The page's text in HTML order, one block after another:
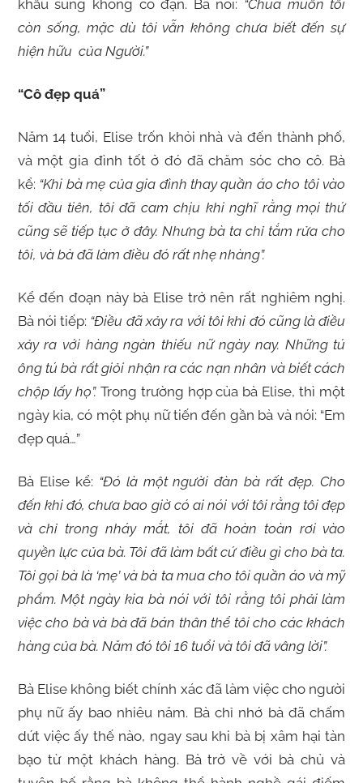
khẩu súng không có đạn. Bà nói: “Chúa muốn tôi
còn sống, mặc dù tôi vẫn không chưa biết đến sự
hiện hữu của Người.”
“Cô đẹp quá”
Năm 14 tuổi, Elise trốn khỏi nhà và đến thành phố,
và một gia đình tốt ở đó đã chăm sóc cho cô. Bà
kể: “Khi bà mẹ của gia đình thay quần áo cho tôi vào
tối đầu tiên, tôi đã cam chịu khi nghĩ rằng mọi thứ
cũng sẽ tiếp tục ở đây. Nhưng bà ta chỉ tắm rửa cho
tôi, và bà đã làm điều đó rất nhẹ nhàng”.
Kể đến đoạn này bà Elise trở nên rất nghiêm nghị.
Bà nói tiếp: “Điều đã xảy ra với tôi khi đó cũng là điều
xảy ra với hàng ngàn thiếu nữ ngày nay. Những tú
ông tú bà rất giỏi nhận ra các nạn nhân và biết cách
chộp lấy họ”.Trong trường hợp của bà Elise, thì một
ngày kia, có một phụ nữ tiến đến gần bà và nói: “Em
đẹp quá…”
Bà Elise kể: “Đó là một người đàn bà rất đẹp. Cho
đến khi đó, chưa bao giờ có ai nói với tôi rằng tôi đẹp
và chỉ trong nháy mắt, tôi đã hoàn toàn rơi vào
quyền lực của bà. Tôi đã làm bất cứ điều gì cho bà ta.
Tôi gọi bà là ‘mẹ’ và bà ta mua cho tôi quần áo và mỹ
phẩm. Một ngày kia bà nói với tôi rằng tôi phải làm
việc cho bà và bà đã bán thân thể tôi cho các khách
hàng của bà. Năm đó tôi 16 tuổi và tôi đã vâng lời”.
Bà Elise không biết chính xác đã làm việc cho người
phụ nữ ấy bao nhiêu năm. Bà chỉ nhớ bà đã chấm
dứt việc ấy thế nào, ngay sau khi bà bị xâm hại tàn
bạo từ một khách hàng. Bà trở về với bà chủ và